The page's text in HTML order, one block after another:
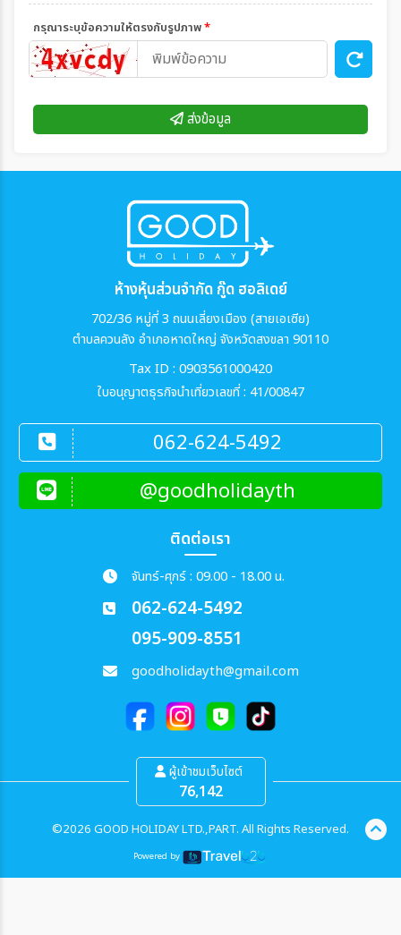
กรุณาระบุข้อความให้ตรงกับรูปภาพ*
ส่งข้อมูล
ห้างหุ้นส่วนจำกัด กู๊ด ฮอลิเดย์
702/36 หมู่ที่ 3 ถนนเลี่ยงเมือง (สายเอเซีย)
ตำบลควนลัง อำเภอหาดใหญ่ จังหวัดสงขลา 90110
Tax ID : 0903561000420
ใบอนุญาตธุรกิจนำเที่ยวเลขที่ : 41/00847
062-624-5492
@goodholidayth
ติดต่อเรา
จันทร์-ศุกร์ : 09.00 - 18.00 น.
062-624-5492
095-909-8551
goodholidayth@gmail.com
ผู้เข้าชมเว็บไซต์
76,142
©2026 GOOD HOLIDAY LTD.,PART. All Rights Reserved.
Powered by